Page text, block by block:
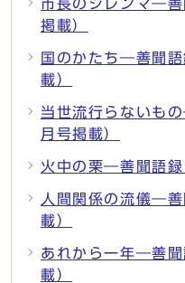
市長のジレンマ―
掲載）
国のかたち―善聞
載）
当世流行らないも
月号掲載）
火中の栗―善聞語
人間関係の流儀―
載）
あれから一年―善
載）